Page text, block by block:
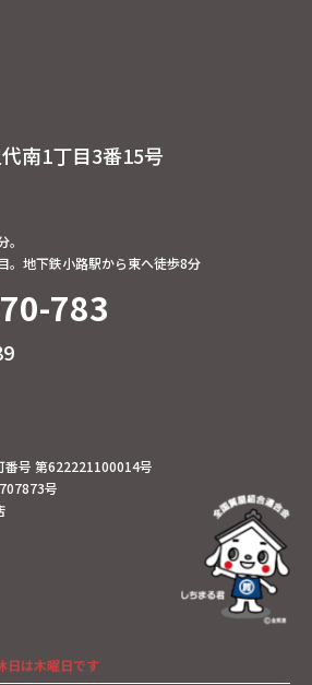
南1丁目3番15号
。地下鉄小路駅から東へ徒歩8分
783
番号 第622221100014号
号
日は木曜日です